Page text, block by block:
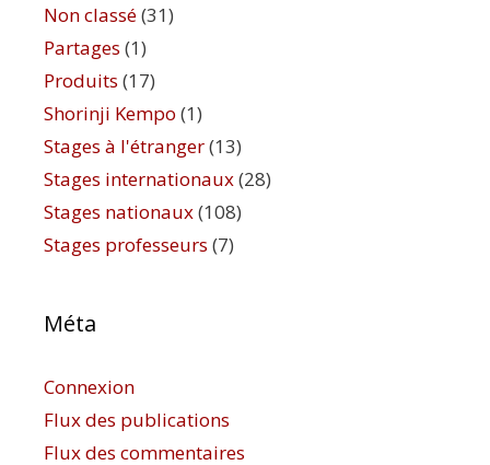
Non classé(31)
Partages (1)
Produits (17)
Shorinji Kempo (1)
Stages à l'étranger(13)
Stages internationaux(28)
Stages nationaux(108)
Stages professeurs (7)
Méta
Connexion
Flux des publications
Flux des commentaires